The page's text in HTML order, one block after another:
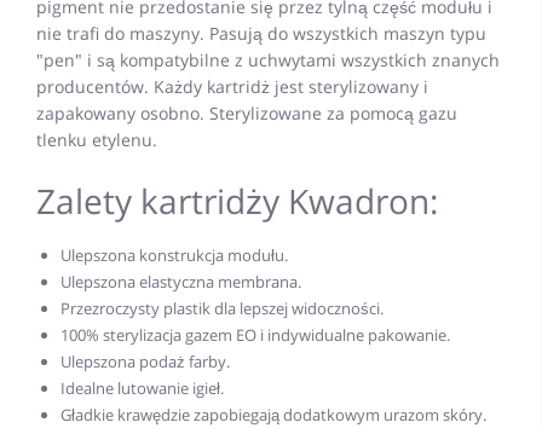
pigment nie przedostanie się przez tylną część modułu i
nie trafi do maszyny. Pasują do wszystkich maszyn typu
"pen" i są kompatybilne z uchwytami wszystkich znanych
producentów. Każdy kartridż jest sterylizowany i
zapakowany osobno. Sterylizowane za pomocą gazu
tlenku etylenu.
Zalety kartridży Kwadron:
Ulepszona konstrukcja modułu.
Ulepszona elastyczna membrana.
Przezroczysty plastik dla lepszej widoczności.
100% sterylizacja gazem EO i indywidualne pakowanie.
Ulepszona podaż farby.
Idealne lutowanie igieł.
Gładkie krawędzie zapobiegają dodatkowym urazom skóry.